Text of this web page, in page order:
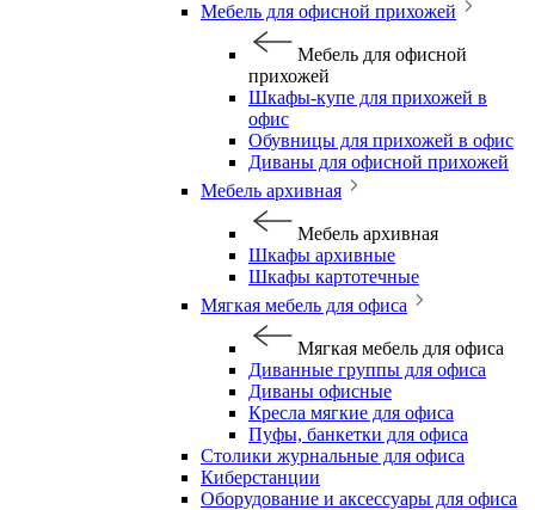
Мебель для офисной прихожей
Мебель для офисной
прихожей
Шкафы-купе для прихожей в
офис
Обувницы для прихожей в офис
Диваны для офисной прихожей
Мебель архивная
Мебель архивная
Шкафы архивные
Шкафы картотечные
Мягкая мебель для офиса
Мягкая мебель для офиса
Диванные группы для офиса
Диваны офисные
Кресла мягкие для офиса
Пуфы, банкетки для офиса
Столики журнальные для офиса
Киберстанции
Оборудование и аксессуары для офиса